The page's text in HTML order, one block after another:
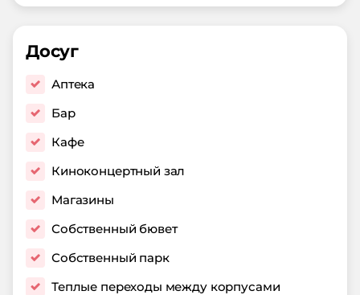
Досуг
Аптека
Бар
Кафе
Киноконцертный зал
Магазины
Собственный бювет
Собственный парк
Теплые переходы между корпусами